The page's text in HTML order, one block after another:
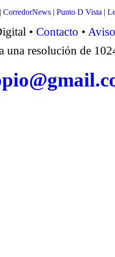
| CorredorNews | Punto D Vista |
• Contacto •
una resolución de